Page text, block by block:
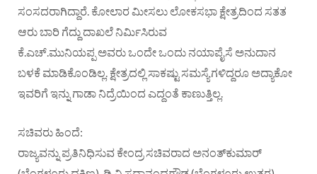
ಸಂಸದರಾಗಿದ್ದಾರೆ. ಕೋಲಾರ ಮೀಸಲು ಲೋಕಸಭಾ ಕ್ಷೇತ್ರದಿಂದ ಸತತ
ಆರು ಬಾರಿ ಗೆದ್ದು ದಾಖಲೆ ನಿರ್ಮಿಸಿರುವ
ಕೆ.ಎಚ್.ಮುನಿಯಪ್ಪ ಅವರು ಒಂದೇ ಒಂದು ನಯಾಪೈಸೆ ಅನುದಾನ
ಬಳಕೆ ಮಾಡಿಕೊಂಡಿಲ್ಲ. ಕ್ಷೇತ್ರದಲ್ಲಿ ಸಾಕಷ್ಟು ಸಮಸ್ಯೆಗಳಿದ್ದರೂ ಅದ್ಯಾಕೋ
ಇವರಿಗೆ ಇನ್ನು ಗಾಡಾ ನಿದ್ರೆಯಿಂದ ಎದ್ದಂತೆ ಕಾಣುತ್ತಿಲ್ಲ.
ಸಚಿವರು ಹಿಂದೆ:
ರಾಜ್ಯವನ್ನು ಪ್ರತಿನಿಧಿಸುವ ಕೇಂದ್ರ ಸಚಿವರಾದ ಅನಂತ್‌ಕುಮಾರ್